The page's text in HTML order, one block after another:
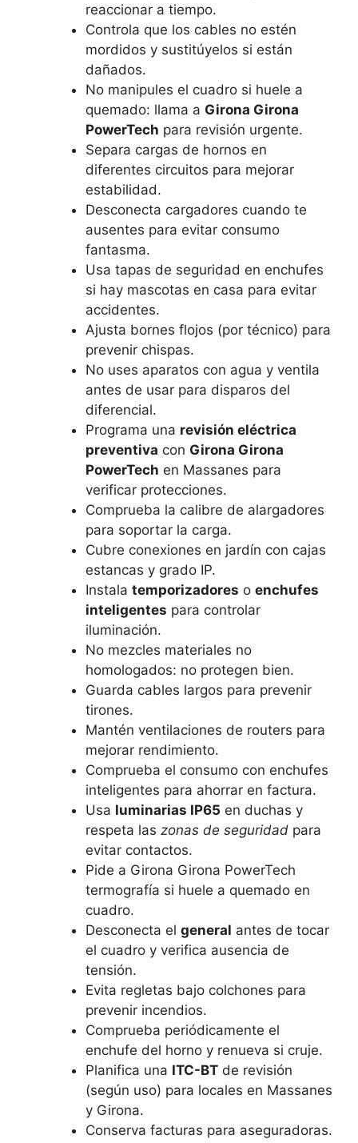
reaccionar a tiempo.
Controla que los cables no estén
mordidos y sustitúyelos si están
dañados.
No manipules el cuadro si huele a
quemado: llama a Girona Girona
PowerTech para revisión urgente.
Separa cargas de hornos en
diferentes circuitos para mejorar
estabilidad.
Desconecta cargadores cuando te
ausentes para evitar consumo
fantasma.
Usa tapas de seguridad en enchufes
si hay mascotas en casa para evitar
accidentes.
Ajusta bornes flojos (por técnico) para
prevenir chispas.
No uses aparatos con agua y ventila
antes de usar para disparos del
diferencial.
Programa una revisión eléctrica
preventiva con Girona Girona
PowerTech en Massanes para
verificar protecciones.
Comprueba la calibre de alargadores
para soportar la carga.
Cubre conexiones en jardín con cajas
estancas y grado IP.
Instala temporizadores o enchufes
inteligentes para controlar
iluminación.
No mezcles materiales no
homologados: no protegen bien.
Guarda cables largos para prevenir
tirones.
Mantén ventilaciones de routers para
mejorar rendimiento.
Comprueba el consumo con enchufes
inteligentes para ahorrar en factura.
Usa luminarias IP65 en duchas y
respeta las zonas de seguridadpara
evitar contactos.
Pide a Girona Girona PowerTech
termografía si huele a quemado en
cuadro.
Desconecta el general antes de tocar
el cuadro y verifica ausencia de
tensión.
Evita regletas bajo colchones para
prevenir incendios.
Comprueba periódicamente el
enchufe del horno y renueva si cruje.
Planifica una ITC-BTde revisión
(según uso) para locales en Massanes
y Girona.
Conserva facturas para aseguradoras.